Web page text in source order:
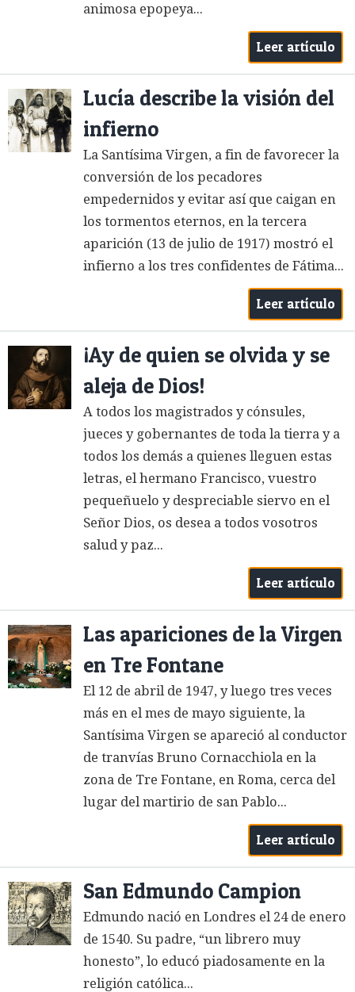
animosa epopeya...
Leer artículo
Lucía describe la visión del
infierno
La Santísima Virgen, a fin de favorecer la
conversión de los pecadores
empedernidos y evitar así que caigan en
los tormentos eternos, en la tercera
aparición (13 de julio de 1917) mostró el
infierno a los tres confidentes de Fátima...
Leer artículo
¡Ay de quien se olvida y se
aleja de Dios!
A todos los magistrados y cónsules,
jueces y gobernantes de toda la tierra y a
todos los demás a quienes lleguen estas
letras, el hermano Francisco, vuestro
pequeñuelo y despreciable siervo en el
Señor Dios, os desea a todos vosotros
salud y paz...
Leer artículo
Las apariciones de la Virgen
en Tre Fontane
El 12 de abril de 1947, y luego tres veces
más en el mes de mayo siguiente, la
Santísima Virgen se apareció al conductor
de tranvías Bruno Cornacchiola en la
zona de Tre Fontane, en Roma, cerca del
lugar del martirio de san Pablo...
Leer artículo
San Edmundo Campion
Edmundo nació en Londres el 24 de enero
de 1540. Su padre, “un librero muy
honesto”, lo educó piadosamente en la
religión católica...